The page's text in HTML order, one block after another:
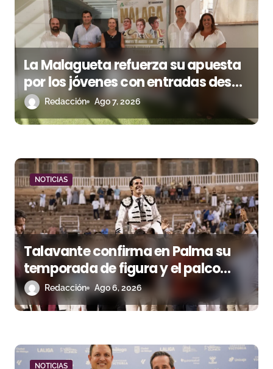
e
n
t
r
a
a
s
La Malagueta refuerza su apuesta
por los jóvenes con entradas desde
un euro
Redacción Ago 7, 2026
NOTICIAS
Talavante confirma en Palma su
temporada de figura y el palco
niega el premio a Roca Rey
Redacción Ago 6, 2026
NOTICIAS